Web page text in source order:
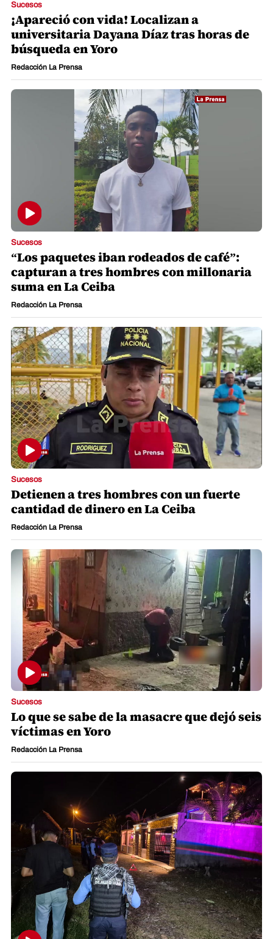
Sucesos
¡Apareció con vida! Localizan a
universitaria Dayana Díaz tras horas de
búsqueda en Yoro
Redacción La Prensa
Sucesos
“Los paquetes iban rodeados de café”:
capturan a tres hombres con millonaria
suma en La Ceiba
Redacción La Prensa
Sucesos
Detienen a tres hombres con un fuerte
cantidad de dinero en La Ceiba
Redacción La Prensa
Sucesos
Lo que se sabe de la masacre que dejó seis
víctimas en Yoro
Redacción La Prensa